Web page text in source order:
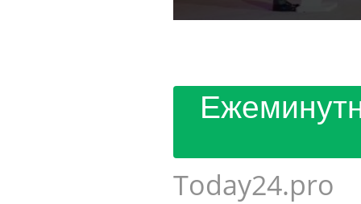
Today24.pro